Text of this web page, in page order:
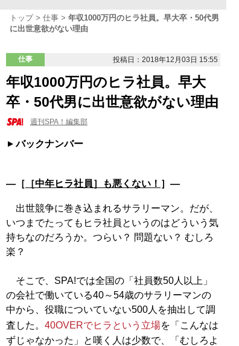
トップ 仕事
年収1000万円のヒラ社員。早大卒・50代男
に出世意欲がない理由
仕事 投稿日：2018年12月03日 15:55
年収1000万円のヒラ社員。早大
卒・50代男に出世意欲がない理由
週刊SPA！編集部
バックナンバー
―［ ［中年ヒラ社員］も悪くない！ ］―
出世競争に巻き込まれるサラリーマン。だが、
いつまでたってもヒラ社員というのはどういう気
持ちなのだろうか。つらい？ 問題ない？ むしろ
楽？
そこで、SPA!では全国の「社員数50人以上」
の会社で働いている40～54歳のサラリーマンの
中から、役職についていない500人を抽出して調
査した。 40OVERでヒラという立場を「こんなは
ずじゃなかった」と嘆く人は少数で、「むしろよ